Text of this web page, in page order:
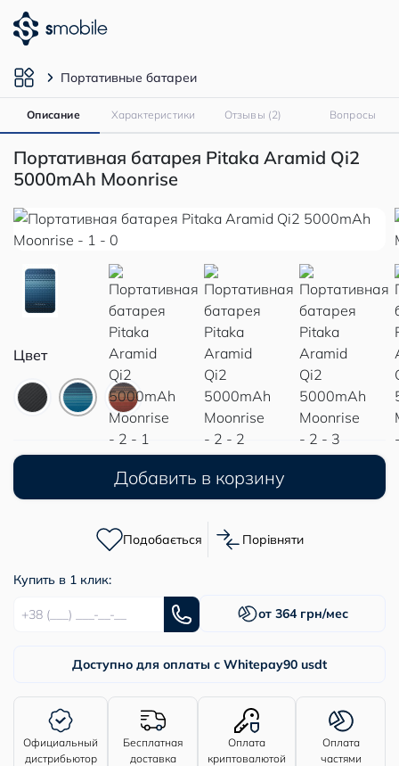
Портативные батареи
Описание Характеристики Отзывы (2) Вопросы
Портативная батарея Pitaka Aramid Qi2
5000mAh Moonrise
Цвет
Добавить в корзину
Подобається Порівняти
Купить в 1 клик:
от 364 грн/мес
Доступно для оплаты с Whitepay90 usdt
Официальный
дистрибьютор
Бесплатная
доставка
Оплата
криптовалютой
Оплата
частями